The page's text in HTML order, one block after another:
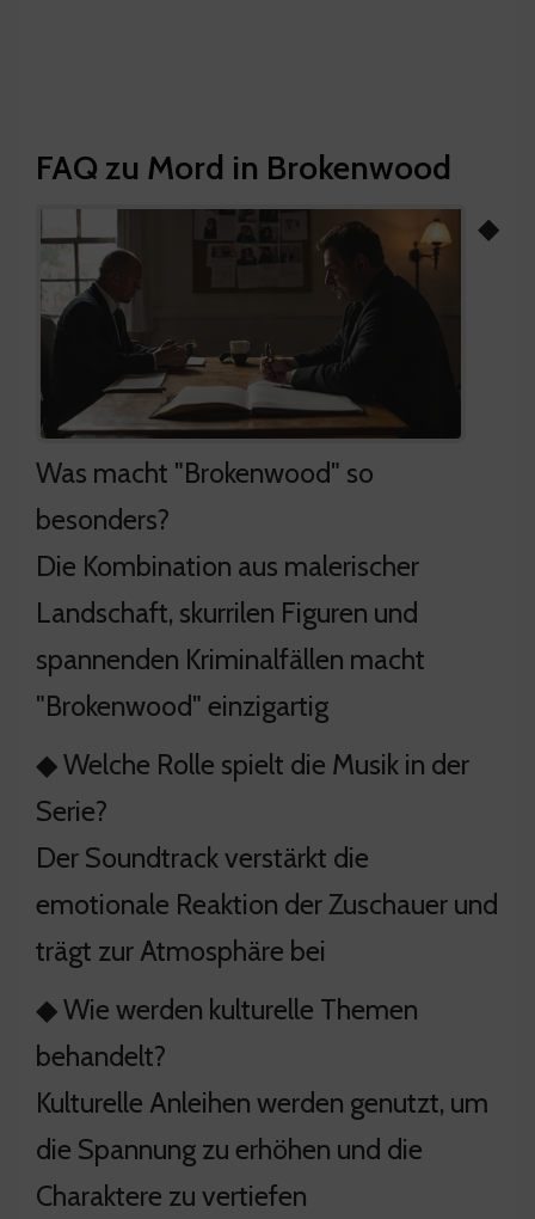
FAQ zu Mord in Brokenwood
◆
Was macht "Brokenwood" so
besonders?
Die Kombination aus malerischer
Landschaft, skurrilen Figuren und
spannenden Kriminalfällen macht
"Brokenwood" einzigartig
◆ Welche Rolle spielt die Musik in der
Serie?
Der Soundtrack verstärkt die
emotionale Reaktion der Zuschauer und
trägt zur Atmosphäre bei
◆ Wie werden kulturelle Themen
behandelt?
Kulturelle Anleihen werden genutzt, um
die Spannung zu erhöhen und die
Charaktere zu vertiefen